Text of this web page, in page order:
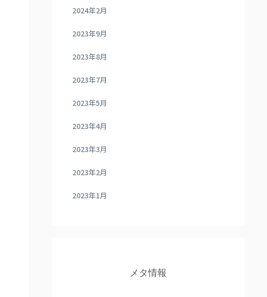
2024年2月
2023年9月
2023年8月
2023年7月
2023年5月
2023年4月
2023年3月
2023年2月
2023年1月
メタ情報